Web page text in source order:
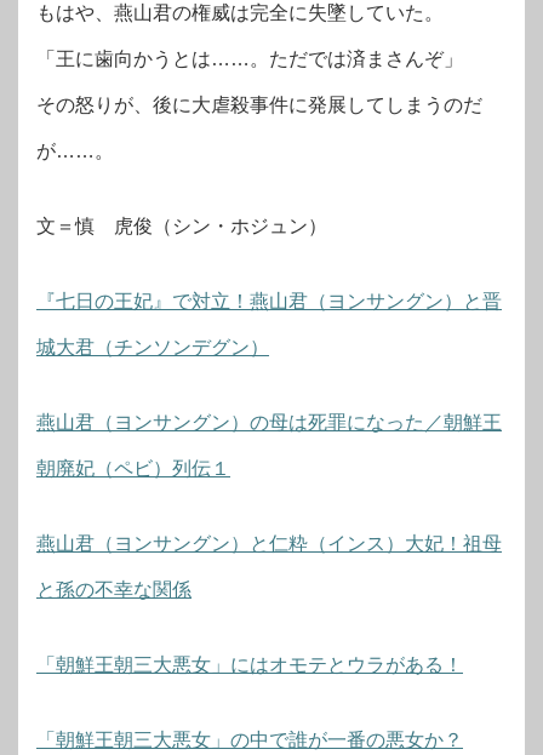
もはや、燕山君の権威は完全に失墜していた。
「王に歯向かうとは……。ただでは済まさんぞ」
その怒りが、後に大虐殺事件に発展してしまうのだ
が……。
文＝慎 虎俊（シン・ホジュン）
『七日の王妃』で対立！燕山君（ヨンサングン）と晋
城大君（チンソンデグン）
燕山君（ヨンサングン）の母は死罪になった／朝鮮王
朝廃妃（ペビ）列伝１
燕山君（ヨンサングン）と仁粋（インス）大妃！祖母
と孫の不幸な関係
「朝鮮王朝三大悪女」にはオモテとウラがある！
「朝鮮王朝三大悪女」の中で誰が一番の悪女か？